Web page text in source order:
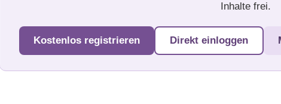
Inhalte frei.
Kostenlos registrieren Direkt einloggen